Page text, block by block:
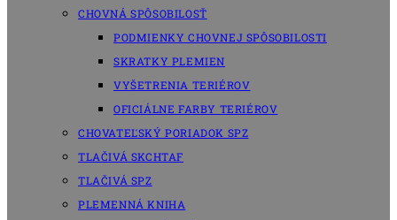
CHOVNÁ SPÔSOBILOSŤ
PODMIENKY CHOVNEJ SPÔSOBILOSTI
SKRATKY PLEMIEN
VYŠETRENIA TERIÉROV
OFICIÁLNE FARBY TERIÉROV
CHOVATEĽSKÝ PORIADOK SPZ
TLAČIVÁ SKCHTAF
TLAČIVÁ SPZ
PLEMENNÁ KNIHA